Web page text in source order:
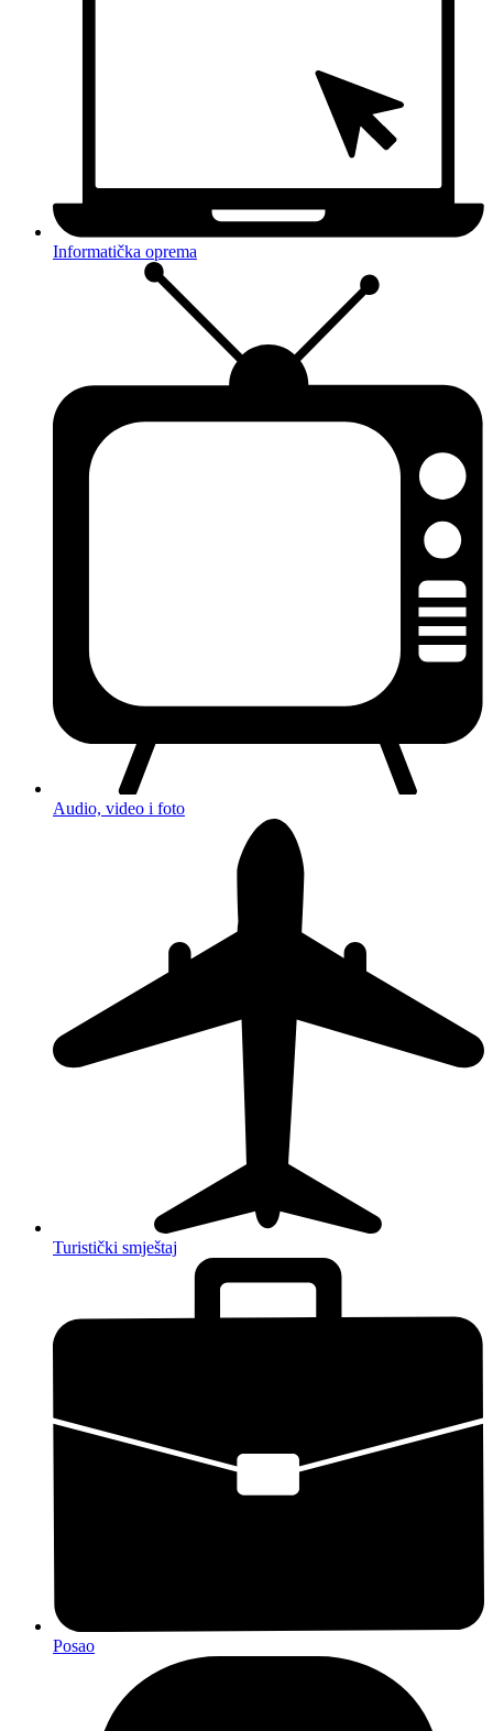
Informatička oprema
Audio, video i foto
Turistički smještaj
Posao